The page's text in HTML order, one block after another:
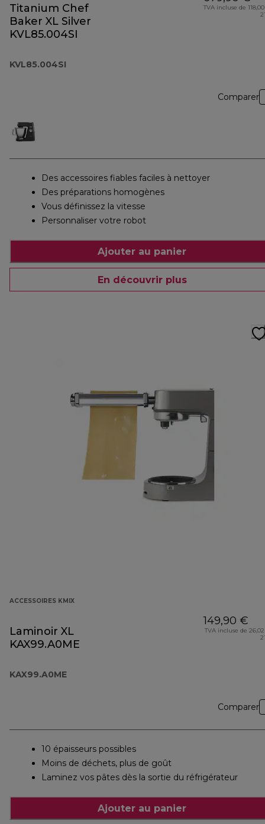
Titanium Chef
Baker XL Silver
KVL85.004SI
KVL85.004SI
TVA incluse de
Comparer
Des accessoires fiables faciles à nettoyer
Des préparations homogènes
Vous définissez la vitesse
Personnaliser votre robot
Ajouter au panier
En découvrir plus
ACCESSOIRES KMIX
Laminoir XL
KAX99.A0ME
KAX99.A0ME
149,90 €
TVA incluse de
Comparer
10 épaisseurs possibles
Moins de déchets, plus de goût
Laminez vos pâtes dès la sortie du réfrigérateur
Ajouter au panier